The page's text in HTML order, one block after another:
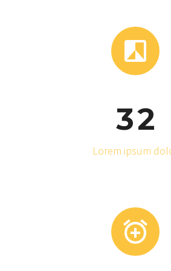


32
Lorem ipsum

